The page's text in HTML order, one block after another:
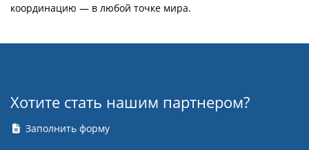
координацию — в любой точке мира.
Хотите стать нашим партнером?
Заполнить форму